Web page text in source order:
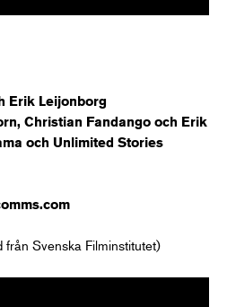
Erik Leijonborg
Christian Fandango och Erik
och Unlimited Stories
Svenska Filminstitutet)